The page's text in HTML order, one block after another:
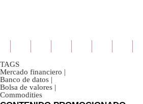
TAGS
Mercado financiero |
Banco de datos |
Bolsa de valores |
Commodities